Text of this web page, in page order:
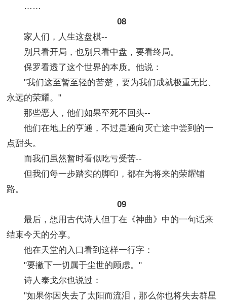
……
08
家人们，人生这盘棋--
别只看开局，也别只看中盘，要看终局。
保罗看透了这个世界的本质。他说：
"我们这至暂至轻的苦楚，要为我们成就极重无比、
永远的荣耀。"
那些恶人，他们如果至死不回头--
他们在地上的亨通，不过是通向灭亡途中尝到的一
点甜头。
而我们虽然暂时看似吃亏受苦--
但我们每一步踏实的脚印，都在为将来的荣耀铺
路。
09
最后，想用古代诗人但丁在《神曲》中的一句话来
结束今天的分享。
他在天堂的入口看到这样一行字：
"要撇下一切属于尘世的顾虑。"
诗人泰戈尔也说过：
"如果你因失去了太阳而流泪，那么你也将失去群星